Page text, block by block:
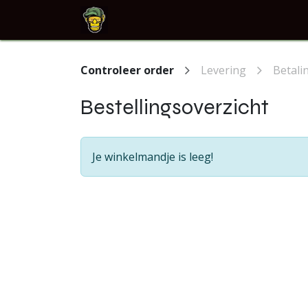
Overslaan naar inhoud
Controleer order Levering
Bestellingsoverzicht
Je winkelmandje is leeg!